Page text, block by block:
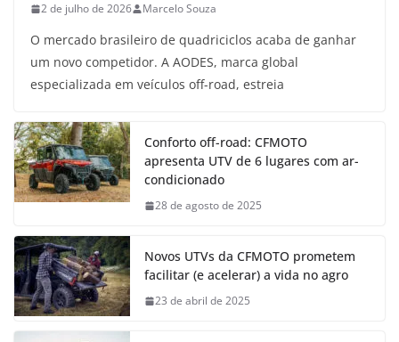
2 de julho de 2026 Marcelo Souza
O mercado brasileiro de quadriciclos acaba de ganhar
um novo competidor. A AODES, marca global
especializada em veículos off-road, estreia
Conforto off-road: CFMOTO
apresenta UTV de 6 lugares com ar-
condicionado
28 de agosto de 2025
Novos UTVs da CFMOTO prometem
facilitar (e acelerar) a vida no agro
23 de abril de 2025